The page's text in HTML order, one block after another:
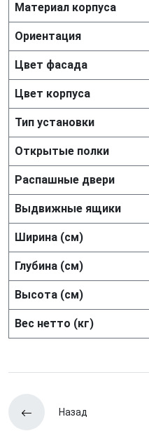
Материал корпуса
Ориентация
Цвет фасада
Цвет корпуса
Тип установки
Открытые полки
Распашные двери
Выдвижные ящики
Ширина (см)
Глубина (см)
Высота (см)
Вес нетто (кг)
Назад